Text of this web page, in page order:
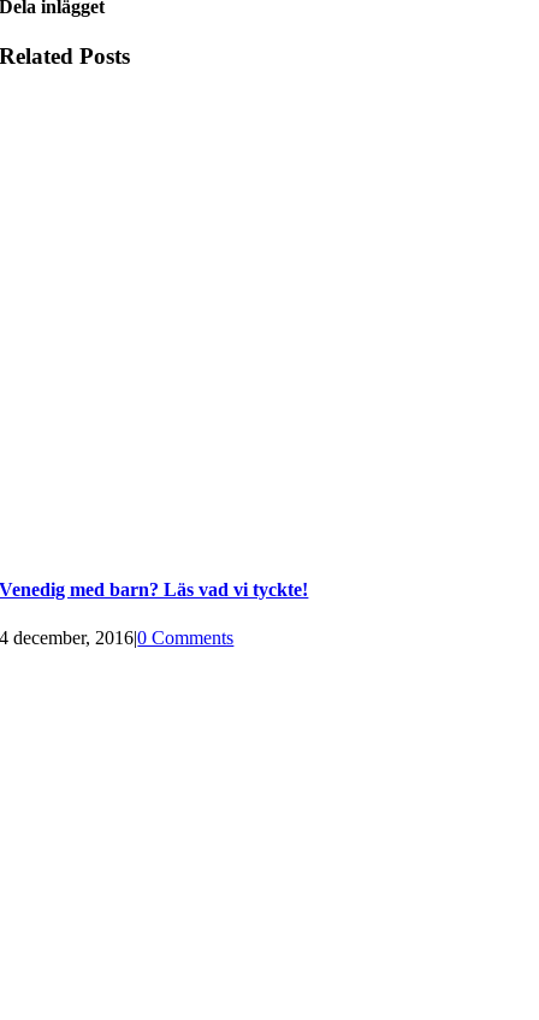
Dela inlägget
Related Posts
Venedig med barn? Läs vad vi tyckte!
4 december, 2016|0 Comments